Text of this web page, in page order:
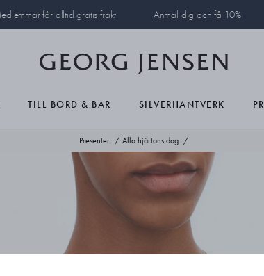
får alltid gratis frakt Anmäl dig och få 10%
TILL BORD & BAR SILVERHANTVERK
Presenter Alla hjärtans dag